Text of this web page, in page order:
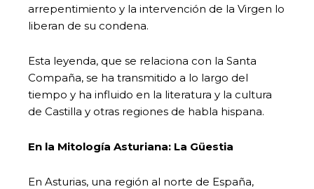
arrepentimiento y la intervención de la Virgen lo
liberan de su condena.
Esta leyenda, que se relaciona con la Santa
Compaña, se ha transmitido a lo largo del
tiempo y ha influido en la literatura y la cultura
de Castilla y otras regiones de habla hispana.
En la Mitología Asturiana: La Güestia
En Asturias, una región al norte de España,